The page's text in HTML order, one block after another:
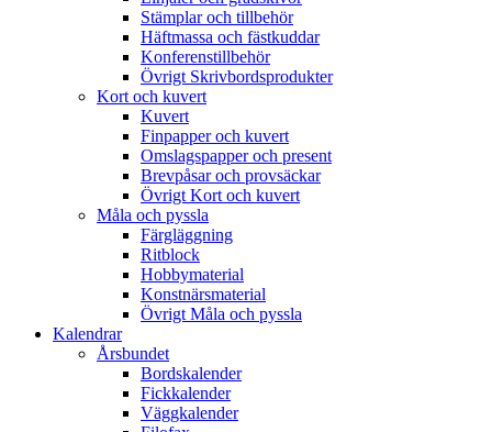
Stämplar och tillbehör
Häftmassa och fästkuddar
Konferenstillbehör
Övrigt Skrivbordsprodukter
Kort och kuvert
Kuvert
Finpapper och kuvert
Omslagspapper och present
Brevpåsar och provsäckar
Övrigt Kort och kuvert
Måla och pyssla
Färgläggning
Ritblock
Hobbymaterial
Konstnärsmaterial
Övrigt Måla och pyssla
Kalendrar
Årsbundet
Bordskalender
Fickkalender
Väggkalender